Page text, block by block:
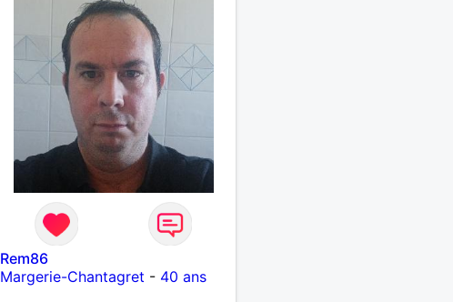
Rem86
Margerie-Chantagret - 40 ans